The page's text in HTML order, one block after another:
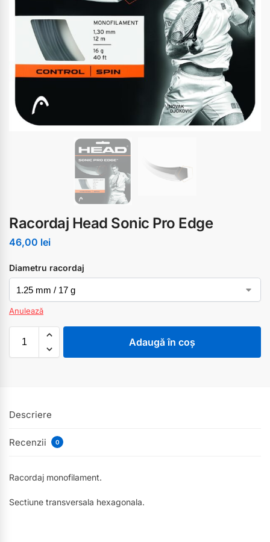
Racordaj Head Sonic Pro Edge
46,00 lei
Diametru racordaj
Anulează
Adaugă în coș
Descriere
Recenzii 0
Racordaj monofilament.
Sectiune transversala hexagonala.